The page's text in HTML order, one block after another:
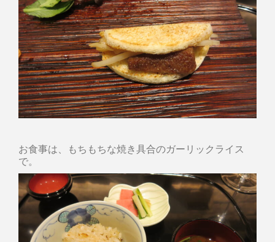
お食事は、もちもちな焼き具合のガーリックライス
で。